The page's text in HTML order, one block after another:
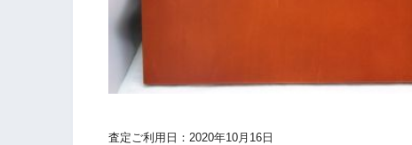
査定ご利用日：2020年10月16日